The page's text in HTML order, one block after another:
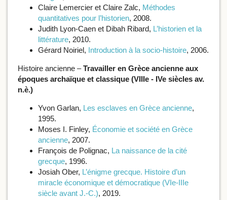
Claire Lemercier et Claire Zalc, Méthodes
quantitatives pour l’historien, 2008.
Judith Lyon-Caen et Dibah Ribard, L’historien et la
littérature, 2010.
Gérard Noiriel, Introduction à la socio-histoire, 2006.
Histoire ancienne –Travailler en Grèce ancienne aux
époques archaïque et classique (VIIIe - IVe siècles av.
n.è.)
Yvon Garlan, Les esclaves en Grèce ancienne,
1995.
Moses I. Finley, Économie et société en Grèce
ancienne, 2007.
François de Polignac, La naissance de la cité
grecque, 1996.
Josiah Ober, L’énigme grecque. Histoire d’un
miracle économique et démocratique (VIe-IIIe
siècle avant J.-C.), 2019.